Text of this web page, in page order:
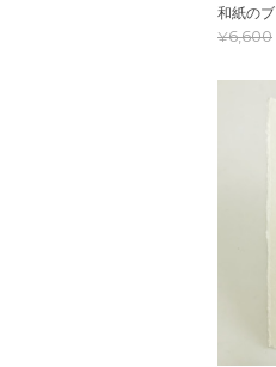
和紙の
¥6,600